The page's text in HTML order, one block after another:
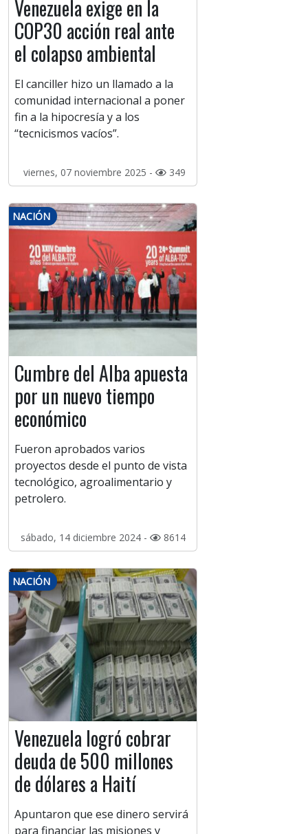
Venezuela exige en la
COP30 acción real ante
el colapso ambiental
El canciller hizo un llamado a la
comunidad internacional a poner
fin a la hipocresía y a los
“tecnicismos vacíos”.
viernes, 07 noviembre 2025 - 349
NACIÓN
Cumbre del Alba apuesta
por un nuevo tiempo
económico
Fueron aprobados varios
proyectos desde el punto de vista
tecnológico, agroalimentario y
petrolero.
sábado, 14 diciembre 2024 - 8614
NACIÓN
Venezuela logró cobrar
deuda de 500 millones
de dólares a Haití
Apuntaron que ese dinero servirá
para financiar las misiones y